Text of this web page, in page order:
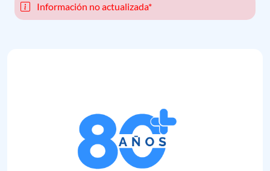
Información no actualizada*